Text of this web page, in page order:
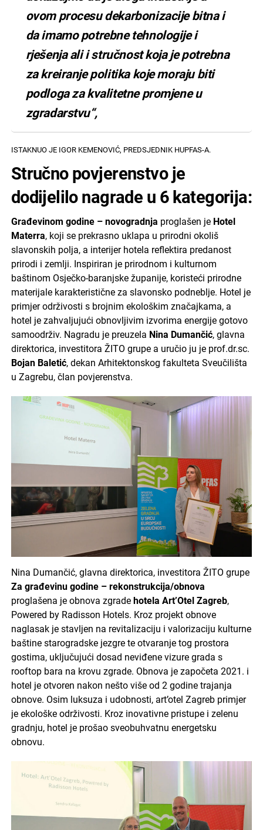
ovom procesu dekarbonizacije bitna i
da imamo potrebne tehnologije i
rješenja ali i stručnost koja je potrebna
za kreiranje politika koje moraju biti
podloga za kvalitetne promjene u
zgradarstvu“,
ISTAKNUO JE IGOR KEMENOVIĆ, PREDSJEDNIK HUPFAS-A.
Stručno povjerenstvo je
dodijelilo nagrade u 6 kategorija:
Građevinom godine – novogradnja proglašen je Hotel
Materra, koji se prekrasno uklapa u prirodni okoliš
slavonskih polja, a interijer hotela reflektira predanost
prirodi i zemlji. Inspiriran je prirodnom i kulturnom
baštinom Osječko-baranjske županije, koristeći prirodne
materijale karakteristične za slavonsko podneblje. Hotel je
primjer održivosti s brojnim ekološkim značajkama, a
hotel je zahvaljujući obnovljivim izvorima energije gotovo
samoodrživ. Nagradu je preuzela Nina Dumančić, glavna
direktorica, investitora ŽITO grupe a uručio ju je prof.dr.sc.
Bojan Baletić, dekan Arhitektonskog fakulteta Sveučilišta
u Zagrebu, član povjerenstva.
Nina Dumančić, glavna direktorica, investitora ŽITO grupe
Za građevinu godine – rekonstrukcija/obnova
proglašena je obnova zgrade hotela Art’Otel Zagreb,
Powered by Radisson Hotels. Kroz projekt obnove
naglasak je stavljen na revitalizaciju i valorizaciju kulturne
baštine starogradske jezgre te otvaranje tog prostora
gostima, uključujući dosad neviđene vizure grada s
rooftop bara na krovu zgrade. Obnova je započeta 2021. i
hotel je otvoren nakon nešto više od 2 godine trajanja
obnove. Osim luksuza i udobnosti, art’otel Zagreb primjer
je ekološke održivosti. Kroz inovativne pristupe i zelenu
gradnju, hotel je prošao sveobuhvatnu energetsku
obnovu.